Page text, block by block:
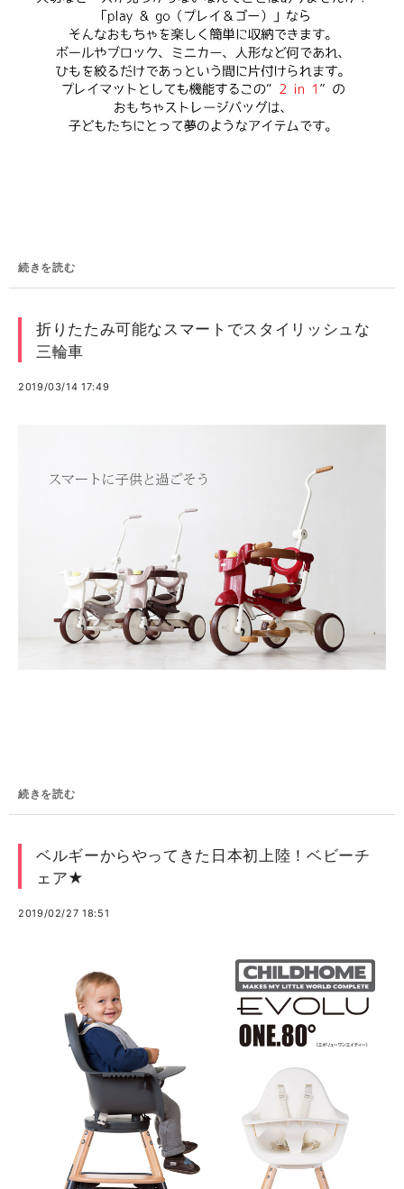
続きを読む
折りたたみ可能なスマートでスタイリッシュな
三輪車
2019/03/14 17:49
続きを読む
ベルギーからやってきた日本初上陸！ベビーチ
ェア★
2019/02/27 18:51